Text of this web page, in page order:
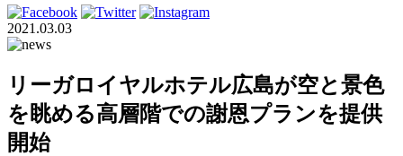
2021.03.03
リーガロイヤルホテル広島が空と景色
を眺める高層階での謝恩プランを提供
開始